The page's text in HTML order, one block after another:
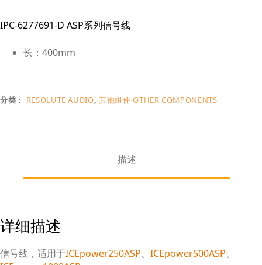
IPC-6277691-D ASP系列信号线
长：400mm
分类： RESOLUTE AUDIO,其他组件 OTHER COMPONENTS
描述
详细描述
信号线，适用于ICEpower250ASP、 ICEpower500ASP、